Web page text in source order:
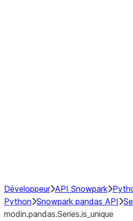
Développeur API Snowpark
Python Snowpark pandas API
modin.pandas.Series.is_unique